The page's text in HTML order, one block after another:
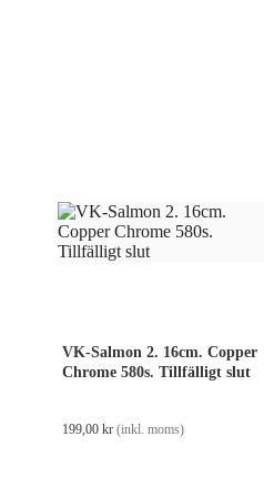
VK-Salmon 2. 16cm. Copper
Chrome 580s. Tillfälligt slut
199,00 kr (inkl. moms)